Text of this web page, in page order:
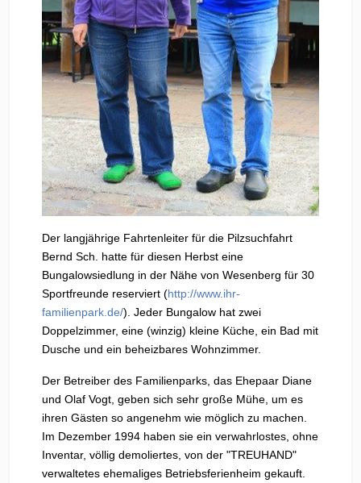
Der langjährige Fahrtenleiter für die Pilzsuchfahrt
Bernd Sch. hatte für diesen Herbst eine
Bungalowsiedlung in der Nähe von Wesenberg für 30
Sportfreunde reserviert (http://www.ihr-
familienpark.de/). Jeder Bungalow hat zwei
Doppelzimmer, eine (winzig) kleine Küche, ein Bad mit
Dusche und ein beheizbares Wohnzimmer.
Der Betreiber des Familienparks, das Ehepaar Diane
und Olaf Vogt, geben sich sehr große Mühe, um es
ihren Gästen so angenehm wie möglich zu machen.
Im Dezember 1994 haben sie ein verwahrlostes, ohne
Inventar, völlig demoliertes, von der "TREUHAND"
verwaltetes ehemaliges Betriebsferienheim gekauft.